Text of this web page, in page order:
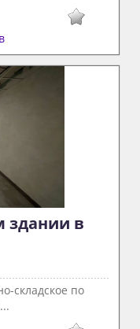
здании в
складское по